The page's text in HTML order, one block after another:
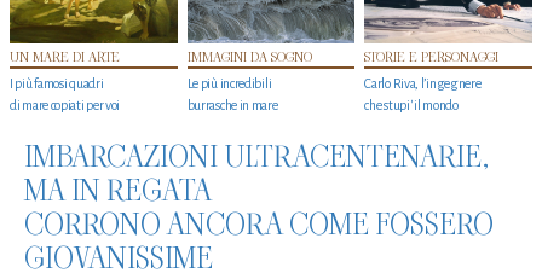
UN MARE DI ARTE
I più famosi quadri
di mare copiati per voi
IMMAGINI DA SOGNO
Le più incredibili
burrasche in mare
STORIE E PERSONAGGI
Carlo Riva, l’ingegnere
che stupi' il mondo
IMBARCAZIONI ULTRACENTENARIE,
MA IN REGATA
CORRONO ANCORA COME FOSSERO
GIOVANISSIME